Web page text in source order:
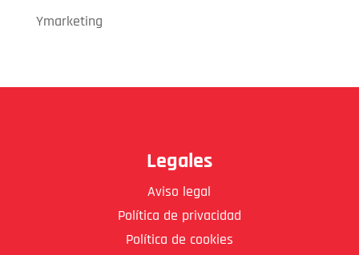
Ymarketing
Legales
Aviso legal
Política de privacidad
Política de cookies